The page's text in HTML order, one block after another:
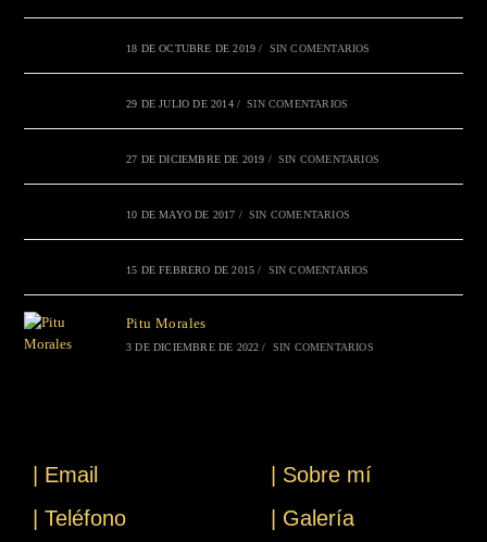
18 DE OCTUBRE DE 2019 / SIN COMENTARIOS
29 DE JULIO DE 2014 / SIN COMENTARIOS
27 DE DICIEMBRE DE 2019 / SIN COMENTARIOS
10 DE MAYO DE 2017 / SIN COMENTARIOS
15 DE FEBRERO DE 2015 / SIN COMENTARIOS
Pitu Morales
3 DE DICIEMBRE DE 2022 / SIN COMENTARIOS
| Email
| Sobre mí
| Teléfono
| Galería